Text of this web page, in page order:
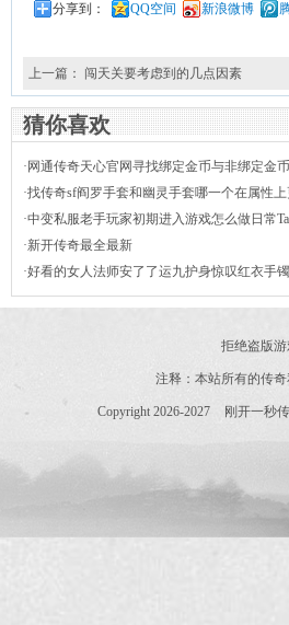
分享到： QQ空间 新浪微博
上一篇： 闯天关要考虑到的几点因素
猜你喜欢
· 网通传奇天心官网寻找绑定金币与非绑定金币
的分辨
·找传奇sf阎罗手套和幽灵手套哪一个在属性上
好
·中变私服老手玩家初期进入游戏怎么做日常
·新开传奇最全最新
·好看的女人法师安了了运九护身惊叹红衣手镯
贼养眼
拒绝盗版
注释：本站所有的传
Copyright 2026-2027 刚开一秒